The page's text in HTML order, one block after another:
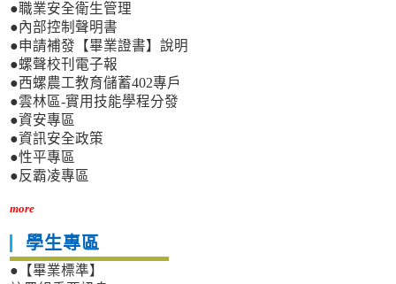
●職業安全衛生管理
●內部控制聲明書
●申請補發【畢業證書】說明
●螺聲校刊電子報
●西螺農工教育儲蓄402專戶
●雲林區-實用技能學程分發
●資安專區
●資訊安全政策
●性平專區
●反霸凌專區
more
學生專區
●【畢業標準】